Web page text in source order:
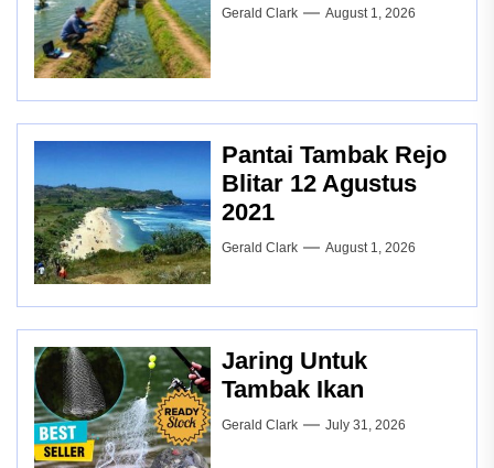
Gerald Clark August 1, 2026
Pantai Tambak Rejo
Blitar 12 Agustus
2021
Gerald Clark August 1, 2026
Jaring Untuk
Tambak Ikan
Gerald Clark July 31, 2026